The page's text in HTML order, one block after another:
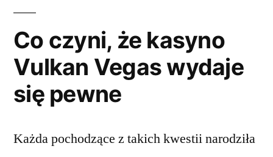
Co czyni, że kasyno
Vulkan Vegas wydaje
się pewne
Każda pochodzące z takich kwestii narodziła